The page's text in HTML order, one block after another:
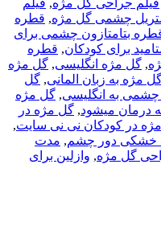
فیلم جراحی گل مژه, فیلم
چشمی گل مژه, قطره
بتامتازون چشمی برای
برای کودکان, قطره
, گل مژه انگلیسی, گل مژه
مژه به زبان المانی, گل
به انگلیسی, گل مژه
درمان میشود, گل مژه در
در کودکان نی نی سایت,
خشکی دور چشم, مدت
گل مژه, وازلین برای